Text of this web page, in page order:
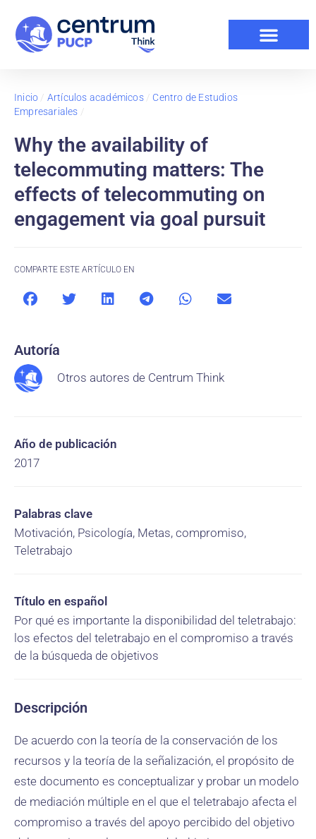
Inicio / Artículos académicos/ Centro de Estudios
Empresariales /
Why the availability of
telecommuting matters: The
effects of telecommuting on
engagement via goal pursuit
COMPARTE ESTE ARTÍCULO EN
Autoría
Otros autores de Centrum Think
Año de publicación
2017
Palabras clave
Motivación, Psicología, Metas, compromiso,
Teletrabajo
Título en español
Por qué es importante la disponibilidad del teletrabajo:
los efectos del teletrabajo en el compromiso a través
de la búsqueda de objetivos
Descripción
De acuerdo con la teoría de la conservación de los
recursos y la teoría de la señalización, el propósito de
este documento es conceptualizar y probar un modelo
de mediación múltiple en el que el teletrabajo afecta el
compromiso a través del apoyo percibido del objetivo